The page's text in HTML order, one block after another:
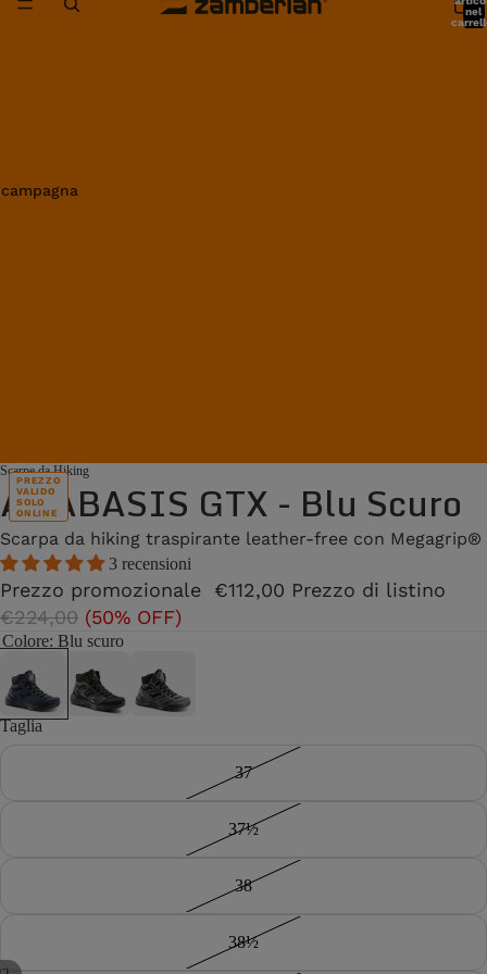
nel
PREZZO
VALIDO
SOLO
ONLINE
Scarpe da Hiking
ANABASIS GTX - Blu Scuro
Scarpa da hiking traspirante leather-free con Megagrip®
3 recensioni
Prezzo promozionale €112,00 Prezzo di listino
€224,00 (50% OFF)
Colore: Blu scuro
Taglia
37
37½
38
38½